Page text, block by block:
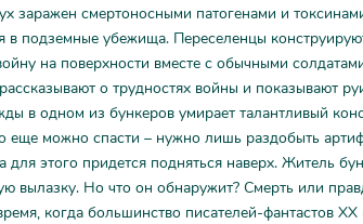
заражен смертоносными патогенами и
в подземные убежища. Переселенцы
на поверхности вместе с обычными
о трудностях войны и показывают
в одном из бункеров умирает талантливый
еще можно спасти – нужно лишь раздобыть
для этого придется подняться наверх. Житель
вылазку. Но что он обнаружит? Смерть или
когда большинство писателей-фантастов XX